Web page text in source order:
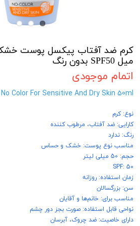
میل SPF50 بدون رنگ
اتمام موجودی
Color For Sensitive And Dry Skin 50ml
نوع: کرم
کارایی: ضد آفتاب، مرطوب کننده
رنگ: ندارد
مناسب نوع پوست: خشک و حساس
حجم: 50 میلی لیتر
SPF: 50
زمان استفاده: روزانه
سن: بزرگسالان
مناسب برای: خانم‌ها و آقایان
نواحی قابل استفاده: صورت بجز دور چشم
دارای خاصیت: ضد چروک، آبرسان